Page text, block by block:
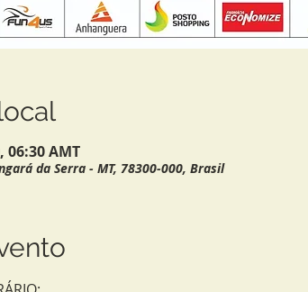
06:30 AMT
da Serra - MT, 78300-000, Brasil